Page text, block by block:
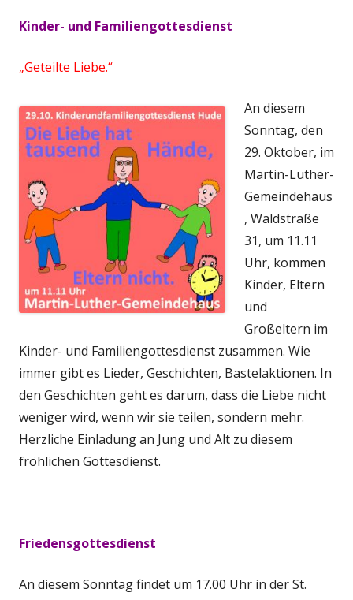
Kinder- und Familiengottesdienst
„Geteilte Liebe.“
An diesem
Sonntag, den
29. Oktober, im
Martin-Luther-
Gemeindehaus
, Waldstraße
31, um 11.11
Uhr, kommen
Kinder, Eltern
und
Großeltern im
Kinder- und Familiengottesdienst zusammen. Wie
immer gibt es Lieder, Geschichten, Bastelaktionen. In
den Geschichten geht es darum, dass die Liebe nicht
weniger wird, wenn wir sie teilen, sondern mehr.
Herzliche Einladung an Jung und Alt zu diesem
fröhlichen Gottesdienst.
Friedensgottesdienst
An diesem Sonntag findet um 17.00 Uhr in der St.